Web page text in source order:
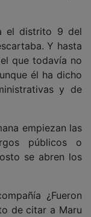
el distrito 9 del
Y hasta
que todavía no
él ha dicho
y de
empiezan las
públicos o
se abren los
¿Fueron
de citar a Maru